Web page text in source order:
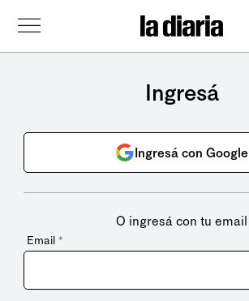
Ingresá
Ingresá con Google
O ingresá con tu email
Email *